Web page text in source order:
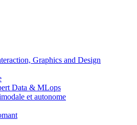
Graphics and Design
Data & MLops
et autonome